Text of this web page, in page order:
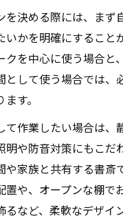
を決める際には、まず
いかを明確にすること
クを中心に使う場合と
として使う場合では、
す。
て作業したい場合は、
明や防音対策にもこだ
や家族と共有する書斎
置や、オープンな棚で
るなど、柔軟なデザイ